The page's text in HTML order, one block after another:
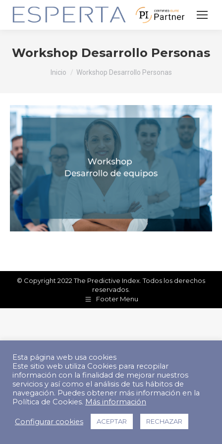
Workshop Desarrollo Personas
Estás aquí:
Inicio Workshop Desarrollo Personas
© Copyright 2022 The Predictive Index. Todos los derechos
reservados.
Footer Menu
Esta página web usa cookies
Este sitio web utiliza Cookies para recopilar
información con la finalidad de mejorar nuestros
servicios y así como el análisis de tus hábitos de
navegación. Puedes obtener más información en la
Política de Cookies. Más información
Configurar cookies ACEPTAR RECHAZAR